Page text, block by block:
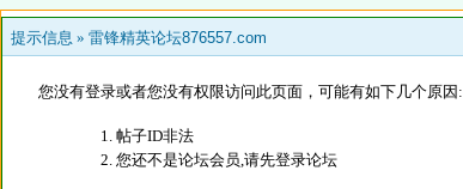
提示信息 » 雷锋精英论坛876557.com
您没有登录或者您没有权限访问此页面，可能有如下几个原因:
帖子ID非法
您还不是论坛会员,请先登录论坛